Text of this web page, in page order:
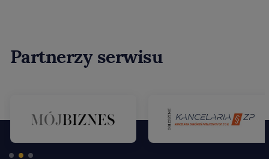
Partnerzy serwisu